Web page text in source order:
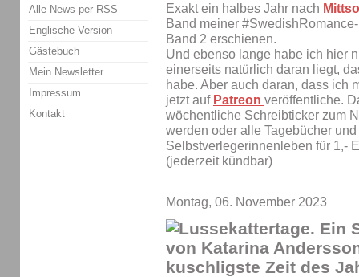
Exakt ein halbes Jahr nach
Band meiner
Band 2 erschienen.
Und ebenso lange habe ich hier
einerseits natürlich daran liegt,
habe. Aber auch daran, dass ich
jetzt auf Patreon veröffentliche.
wöchentliche Schreibticker zum
werden oder alle Tagebücher
Selbstverlegerinnenleben für 1,-
(jederzeit kündbar)
Montag, 06. November 2023
Alle News per RSS
Englische Version
Gästebuch
Mein Newsletter
Impressum
Kontakt